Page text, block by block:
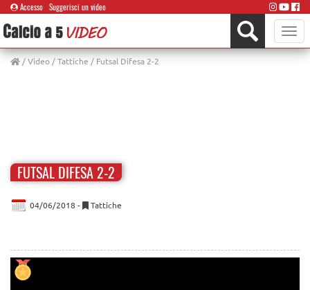
Accesso Suggerisci un video
Toggle
/Video/Tattiche / Futsal Difesa 2-2
FUTSAL DIFESA 2-2
04/06/2018 - Tattiche